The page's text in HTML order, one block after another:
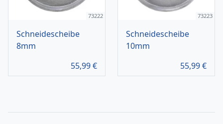
73222
Schneidescheibe
8mm
55,99€
73223
Schneidescheibe
10mm
55,99€